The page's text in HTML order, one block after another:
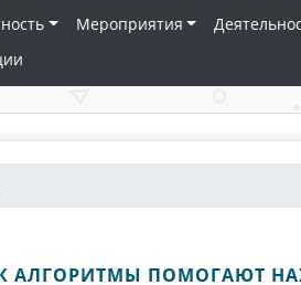
Мероприятия
АЛГОРИТМЫ ПОМОГАЮТ